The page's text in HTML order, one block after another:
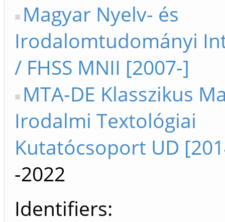
Magyar Nyelv- és
Irodalomtudományi
/ FHSS MNII [2007-]
MTA-DE Klasszikus
Irodalmi Textológiai
Kutatócsoport UD
-2022
Identifiers